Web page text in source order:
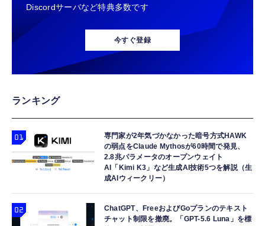
Discordサーバなど特典多数です
今すぐ登録
ランキング
専門家が2年気づかなかった暗号方式HAWK
の弱点をClaude Mythosが60時間で発見、
2.8兆パラメータのオープンウェイト
AI「Kimi K3」など生成AI技術5つを解説（生
成AIウィークリー）
ChatGPT、FreeおよびGoプランのテキスト
チャット制限を撤廃。「GPT-5.6 Luna」を標